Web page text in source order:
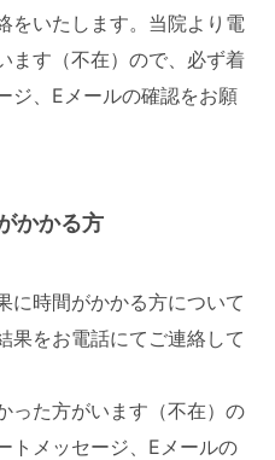
をいたします。当院より電
ます（不在）ので、必ず着
ジ、Eメールの確認をお願
かかる方
に時間がかかる方について
果をお電話にてご連絡して
った方がいます（不在）の
トメッセージ、Eメールの